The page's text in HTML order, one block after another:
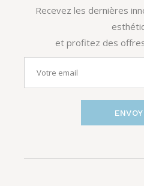
Recevez les dernières
et profitez des